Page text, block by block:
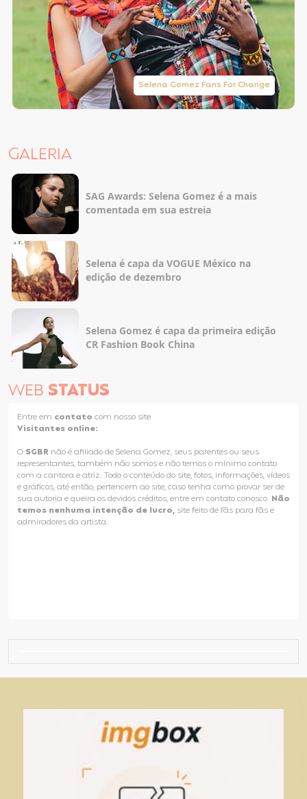
Selena Gomez Fans For Change
GALERIA
SAG Awards: Selena Gomez é a mais
comentada em sua estreia
Selena é capa da VOGUE México na
edição de dezembro
Selena Gomez é capa da primeira edição
CR Fashion Book China
WEB STATUS
Entre em contato com nosso site
Visitantes online:
O SGBR não é afiliado de Selena Gomez, seus parentes ou seus
representantes, também não somos e não temos o mínimo contato
com a cantora e atriz. Todo o conteúdo do site, fotos, informações, vídeos
e gráficos, até então, pertencem ao site, caso tenha como provar ser de
sua autoria e queira os devidos créditos, entre em contato conosco. Não
temos nenhuma intenção de lucro, site feito de fãs para fãs e
admiradores da artista.